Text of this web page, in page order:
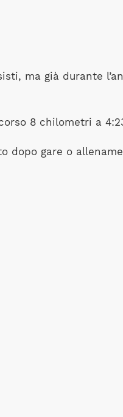
ma già durante
8 chilometri a
dopo gare o